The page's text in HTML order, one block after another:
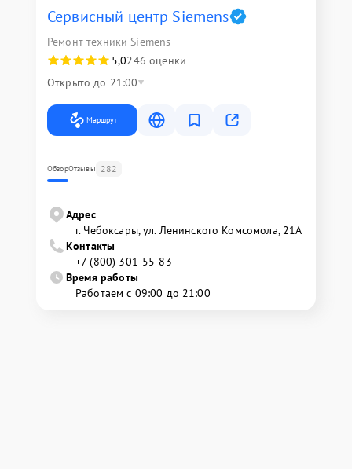
Сервисный центр Siemens
Ремонт техники Siemens
5,0246 оценки
Открыто до 21:00
Маршрут
ОбзорОтзывы 282
Адрес
г. Чебоксары, ул. Ленинского Комсомола, 21А
Контакты
+7 (800) 301-55-83
Время работы
Работаем с 09:00 до 21:00